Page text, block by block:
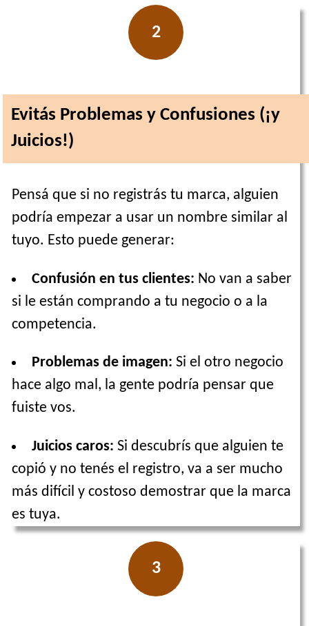
2
Evitás Problemas y Confusiones (¡y
Juicios!)
Pensá que si no registrás tu marca, alguien
podría empezar a usar un nombre similar al
tuyo. Esto puede generar:
Confusión en tus clientes: No van a saber
si le están comprando a tu negocio o a la
competencia.
Problemas de imagen: Si el otro negocio
hace algo mal, la gente podría pensar que
fuiste vos.
Juicios caros: Si descubrís que alguien te
copió y no tenés el registro, va a ser mucho
más difícil y costoso demostrar que la marca
es tuya.
3